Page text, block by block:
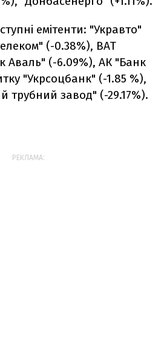
емітенти: "Укравто"
(-0.38%), ВАТ
Аваль" (-6.09%), АК "Банк
"Укрсоцбанк" (-1.85 %),
трубний завод" (-29.17%).
РЕКЛАМА: